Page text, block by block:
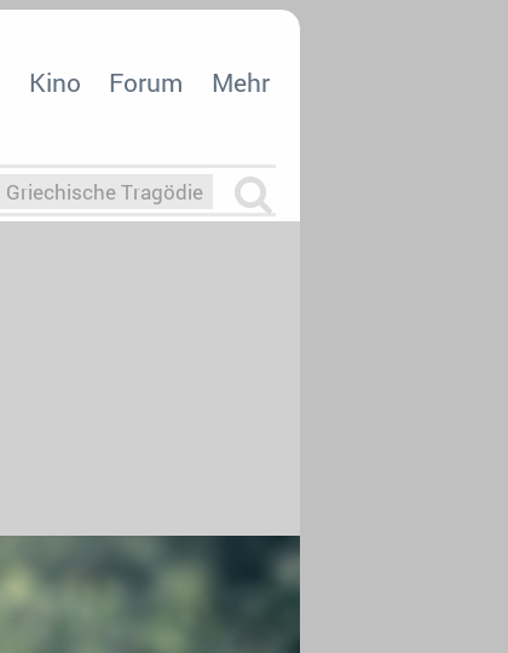
Kino Forum Mehr
Griechische Tragödie